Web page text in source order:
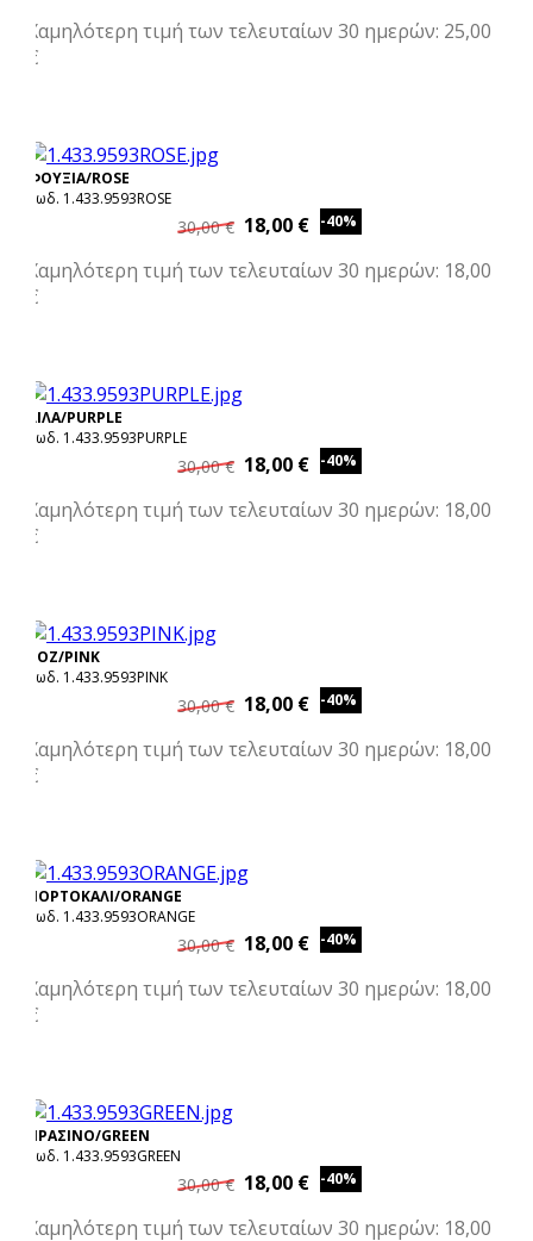
Χαμηλότερη τιμή των τελευταίων 30 ημερών: 25,00
€
ΦΟΥΞΙΑ/ROSE
Κωδ. 1.433.9593ROSE
30,00 € 18,00 € -40%
Χαμηλότερη τιμή των τελευταίων 30 ημερών: 18,00
€
ΛΙΛΑ/PURPLE
Κωδ. 1.433.9593PURPLE
30,00 € 18,00 € -40%
Χαμηλότερη τιμή των τελευταίων 30 ημερών: 18,00
€
ΡΟΖ/PINK
Κωδ. 1.433.9593PINK
30,00 € 18,00 € -40%
Χαμηλότερη τιμή των τελευταίων 30 ημερών: 18,00
€
ΠΟΡΤΟΚΑΛΙ/ORANGE
Κωδ. 1.433.9593ORANGE
30,00 € 18,00 € -40%
Χαμηλότερη τιμή των τελευταίων 30 ημερών: 18,00
€
ΠΡΑΣΙΝΟ/GREEN
Κωδ. 1.433.9593GREEN
30,00 € 18,00 € -40%
Χαμηλότερη τιμή των τελευταίων 30 ημερών: 18,00